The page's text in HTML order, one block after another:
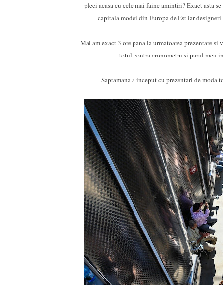
pleci acasa cu cele mai faine amintiri? Exact asta
capitala modei din Europa de Est iar
Mai am exact 3 ore pana la urmatoarea prezentare si
totul contra cronometru si parul meu
Saptamana a inceput cu prezentari de moda